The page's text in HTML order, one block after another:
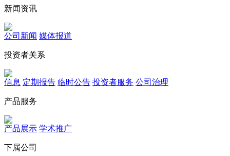
新闻资讯
公司新闻 媒体报道
投资者关系
信息 定期报告 临时公告 投资者服务 公司治理
产品服务
产品展示 学术推广
下属公司